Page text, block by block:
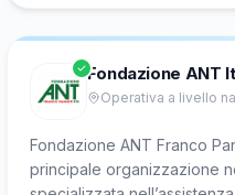
Sostiene istituti scientifici
SR-TIGET per sviluppare
migliorare la qualità della
Fondazione ANT
Operativa a livello
Fondazione ANT Franco
principale organizzazione